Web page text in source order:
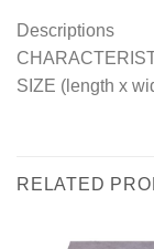
Descriptions
SIZE (length x
RELATED